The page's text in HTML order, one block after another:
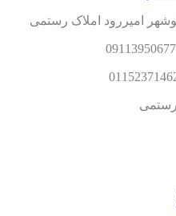
امیررود املاک رستمی